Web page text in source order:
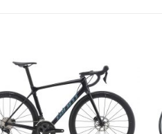
Add to
wishlist